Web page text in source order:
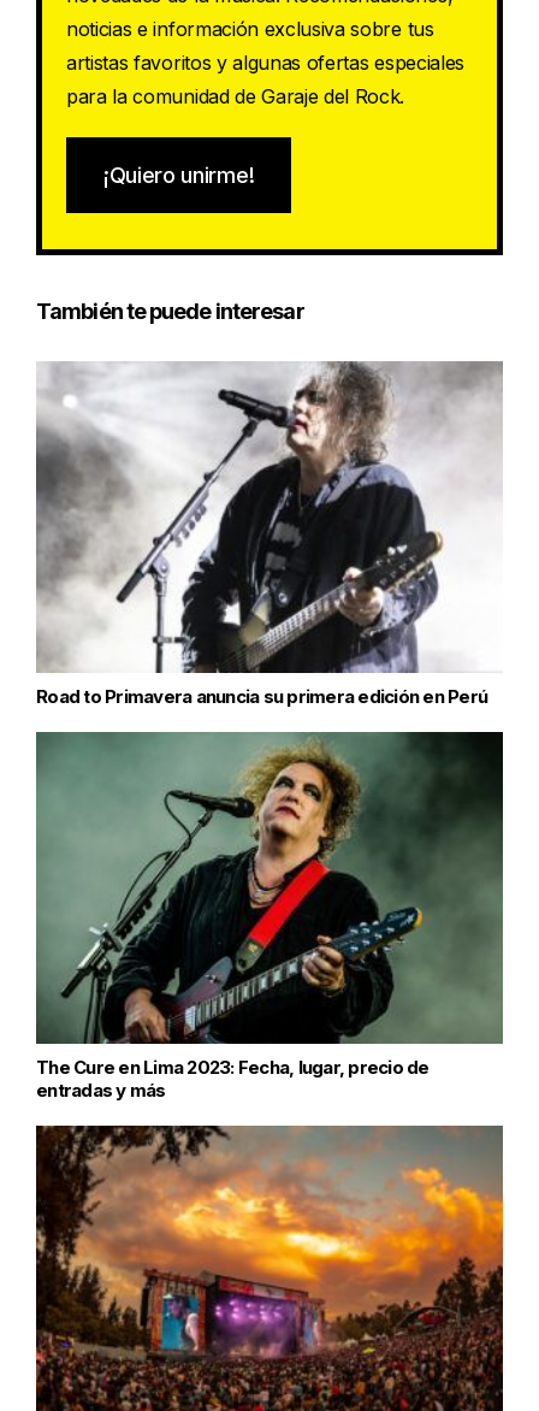
noticias e información exclusiva sobre tus
artistas favoritos y algunas ofertas especiales
para la comunidad de Garaje del Rock.
¡Quiero unirme!
También te puede interesar
Road to Primavera anuncia su primera edición en Perú
The Cure en Lima 2023: Fecha, lugar, precio de
entradas y más